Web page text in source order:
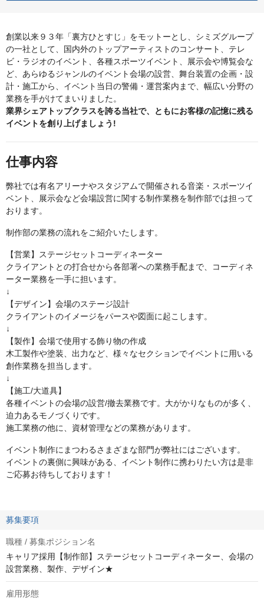
創業以来９３年「裏方ひとすじ」をモットーとし、シミズグループ
の一社として、国内外のトップアーティストのコンサート、テレ
ビ・ラジオのイベント、各種スポーツイベント、展示会や博覧会な
ど、あらゆるジャンルのイベント会場の設営、舞台装置の企画・設
計・施工から、イベント当日の警備・運営案内まで、幅広い分野の
業務を手がけてまいりました。
業界シェアトップクラスを誇る当社で、ともにお客様の記憶に残る
イベントを創り上げましょう!
仕事内容
弊社では有名アリーナやスタジアムで開催される音楽・スポーツイ
ベント、展示会など会場設営に関する制作業務を制作部では担って
おります。
制作部の業務の流れをご紹介いたします。
【営業】ステージセットコーディネーター
クライアントとの打合せから各部署への業務手配まで、コーディネ
ーター業務を一手に担います。
↓
【デザイン】会場のステージ設計
クライアントのイメージをパースや図面に起こします。
↓
【製作】会場で使用する飾り物の作成
木工製作や塗装、出力など、様々なセクションでイベントに用いる
創作業務を担当します。
↓
【施工/大道具】
各種イベントの会場の設営/撤去業務です。大がかりなものが多く、
迫力あるモノづくりです。
施工業務の他に、資材管理などの業務があります。
イベント制作にまつわるさまざまな部門が弊社にはございます。
イベントの裏側に興味がある、イベント制作に携わりたい方は是非
ご応募お待ちしております！
募集要項
職種 / 募集ポジション名
キャリア採用【制作部】ステージセットコーディネーター、会場の
設営業務、製作、デザイン★
雇用形態